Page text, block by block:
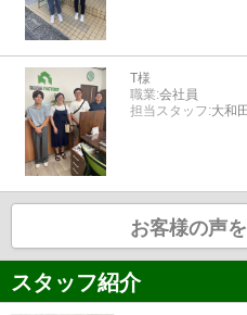
T様
職業:会社員
担当スタッフ:大和
お客様の声
スタッフ紹介